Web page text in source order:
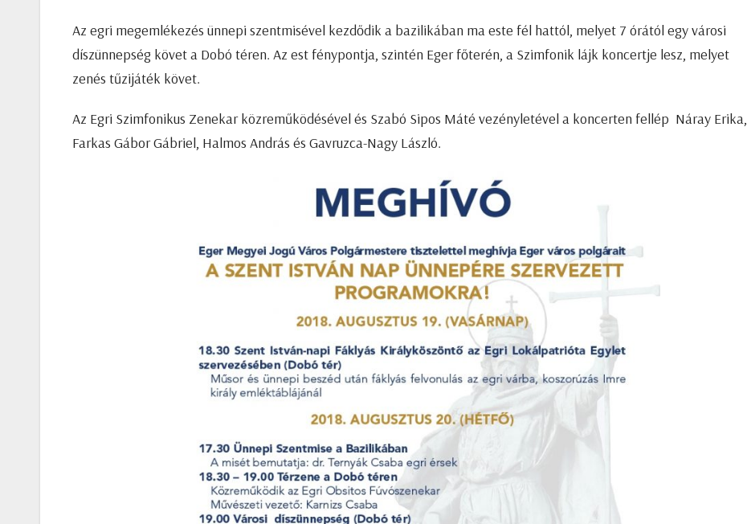
Az egri megemlékezés ünnepi szentmisével kezdődik a bazilikában ma este fél hattól, melyet 7 órától egy városi
díszünnepség követ a Dobó téren. Az est fénypontja, szintén Eger főterén, a Szimfonik lájk koncertje lesz, melyet
zenés tűzijáték követ.
Az Egri Szimfonikus Zenekar közreműködésével és Szabó Sipos Máté vezényletével a koncerten fellép Náray Erika,
Farkas Gábor Gábriel, Halmos András és Gavruzca-Nagy László.